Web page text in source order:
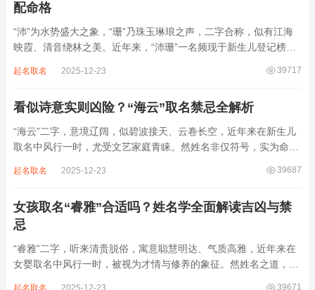
配命格
“沛”为水势盛大之象，“珊”乃珠玉琳琅之声，二字合称，似有江海
映霞、清音绕林之美。近年来，“沛珊”一名频现于新生儿登记榜
雅符号，实为命理五行流转之枢纽。一字之选，关乎气场平衡。沛
39717
起名取名 2025-12-23
看似诗意实则凶险？“海云”取名禁忌全解析
“海云”二字，意境辽阔，似碧波接天、云卷长空，近年来在新生儿
取名中风行一时，尤受文艺家庭青睐。然姓名非仅符号，实为命局
滔天，木浮无根，阴气过重，易致意志不坚、事业漂泊、健康受
39687
起名取名 2025-12-23
女孩取名“睿雅”合适吗？姓名学全面解读吉凶与禁
忌
“睿雅”二字，听来清贵脱俗，寓意聪慧明达、气质高雅，近年来在
女婴取名中风行一时，被视为才情与修养的象征。然姓名之道，贵
39671
起名取名 2025-12-23